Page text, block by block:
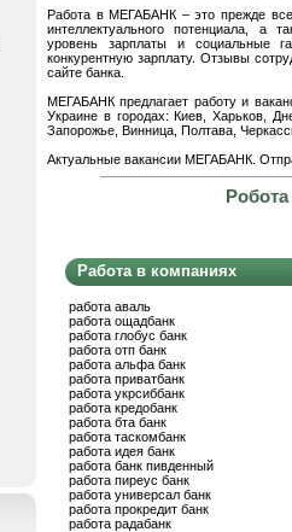
Работа в МЕГАБАНК – это прежде
интеллектуального потенциала, а
уровень зарплаты и социальные
конкурентную зарплату. Отзывы
сайте банка.
МЕГАБАНК предлагает работу и
Украине в городах: Киев, Харьков,
Запорожье, Винница, Полтава,
Актуальные вакансии МЕГАБАНК.
Работа в компаниях
работа аваль
работа ощадбанк
работа глобус банк
работа отп банк
работа альфа банк
работа приватбанк
работа укрсиббанк
работа кредобанк
работа бта банк
работа таскомбанк
работа идея банк
работа банк пивденный
работа пиреус банк
работа универсал банк
работа прокредит банк
работа радабанк